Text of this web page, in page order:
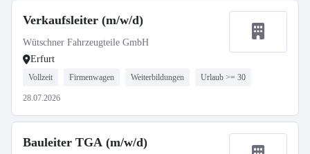
Verkaufsleiter (m/w/d)
Wütschner Fahrzeugteile GmbH
Erfurt
Vollzeit Firmenwagen Weiterbildungen Urlaub >= 30
28.07.2026
Bauleiter TGA (m/w/d)